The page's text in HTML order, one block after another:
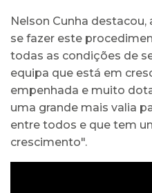
Nelson Cunha
se fazer este
todas as condições de
equipa que está em
empenhada e muito
uma grande mais valia
entre todos e que tem
crescimento".